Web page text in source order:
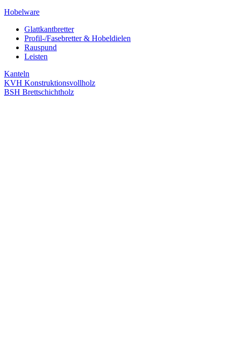
Hobelware
Glattkantbretter
Profil-/Fasebretter & Hobeldielen
Rauspund
Leisten
Kanteln
KVH Konstruktionsvollholz
BSH Brettschichtholz